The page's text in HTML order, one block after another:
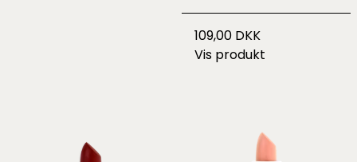
109,00 DKK
Vis produkt